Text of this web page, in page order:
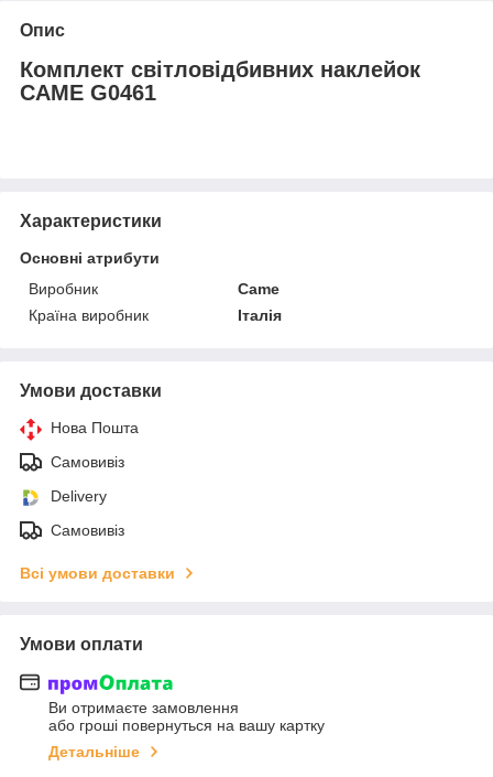
Опис
Комплект світловідбивних наклейок
CAME G0461
Характеристики
Основні атрибути
Виробник
Came
Країна виробник
Італія
Умови доставки
Нова Пошта
Самовивіз
Delivery
Самовивіз
Всі умови доставки
Умови оплати
Ви отримаєте замовлення
або гроші повернуться на вашу картку
Детальніше